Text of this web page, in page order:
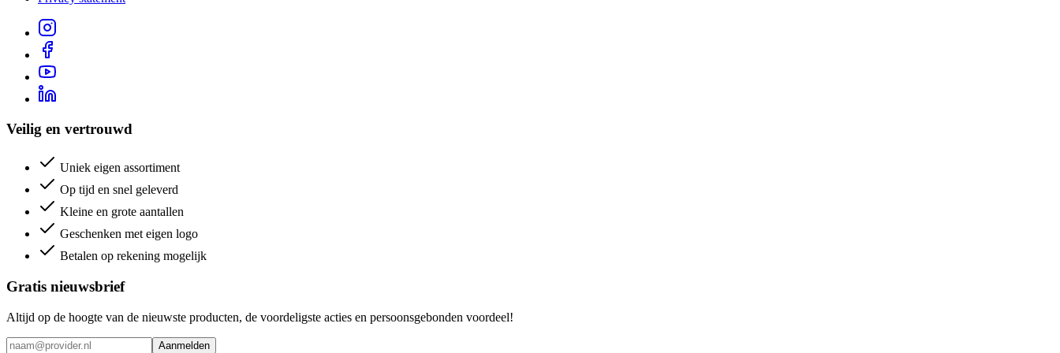
Veilig en vertrouwd
Uniek eigen assortiment
Op tijd en snel geleverd
Kleine en grote aantallen
Geschenken met eigen logo
Betalen op rekening mogelijk
Gratis nieuwsbrief
Altijd op de hoogte van de nieuwste producten, de voordeligste acties en persoonsgebonden voordeel!
Aanmelden